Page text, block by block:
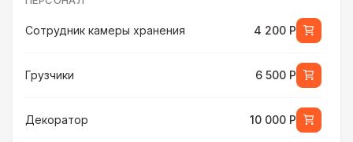
Сотрудник камеры хранения 4 200 Р
Грузчики 6 500 Р
Декоратор 10 000 Р